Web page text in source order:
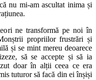
nu mi-am ascultat inima și
ne transformă pe noi în
propriilor frustrări și
și se mint mereu deoarece
să se accepte și să ia
doar în alții ceea ce era
tuturor să facă din ei înșiși